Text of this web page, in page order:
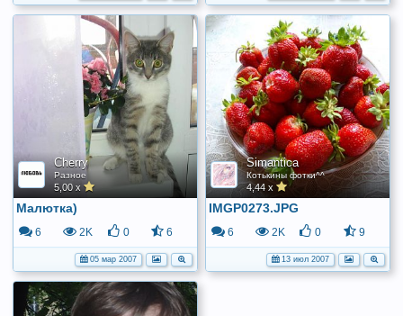
Cherry
Разное
5,00 x
Малютка)
6 2K 0 6
05 мар 2007
Simantica
Котькины фотки^^
4,44 x
IMGP0273.JPG
6 2K 0 9
13 июл 2007